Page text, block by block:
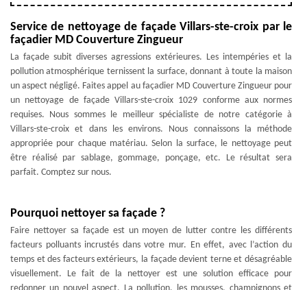
Service de nettoyage de façade Villars-ste-croix par le
façadier MD Couverture Zingueur
La façade subit diverses agressions extérieures. Les intempéries et la
pollution atmosphérique ternissent la surface, donnant à toute la maison
un aspect négligé. Faites appel au façadier MD Couverture Zingueur pour
un nettoyage de façade Villars-ste-croix 1029 conforme aux normes
requises. Nous sommes le meilleur spécialiste de notre catégorie à
Villars-ste-croix et dans les environs. Nous connaissons la méthode
appropriée pour chaque matériau. Selon la surface, le nettoyage peut
être réalisé par sablage, gommage, ponçage, etc. Le résultat sera
parfait. Comptez sur nous.
Pourquoi nettoyer sa façade ?
Faire nettoyer sa façade est un moyen de lutter contre les différents
facteurs polluants incrustés dans votre mur. En effet, avec l’action du
temps et des facteurs extérieurs, la façade devient terne et désagréable
visuellement. Le fait de la nettoyer est une solution efficace pour